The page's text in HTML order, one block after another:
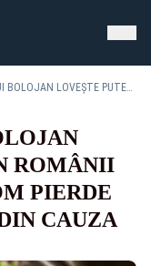
AUSTERITATEA LUI BOLOJAN LOVEȘTE PUTERNIC ÎN ROMÂNII CU VENITURI MICI. VOM PIERDE CEL PUȚIN 200 DE LEI DIN CAUZA SCUMPIRILOR
ROMÂNII
PIERDE
CAUZA